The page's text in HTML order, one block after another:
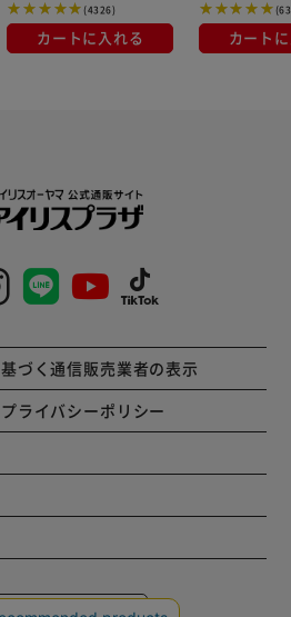
(4326)
カートに入れる カート
づく通信販売業者の表示
ライバシーポリシー